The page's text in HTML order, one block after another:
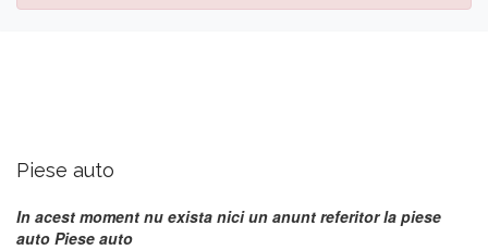
Piese auto
In acest moment nu exista nici un anunt referitor la piese
auto Piese auto